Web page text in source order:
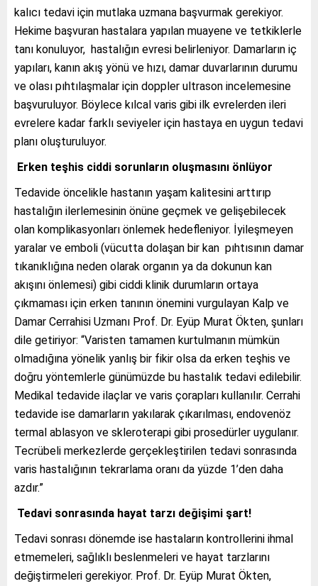
kalıcı tedavi için mutlaka uzmana başvurmak gerekiyor.
Hekime başvuran hastalara yapılan muayene ve tetkiklerle
tanı konuluyor, hastalığın evresi belirleniyor. Damarların iç
yapıları, kanın akış yönü ve hızı, damar duvarlarının durumu
ve olası pıhtılaşmalar için doppler ultrason incelemesine
başvuruluyor. Böylece kılcal varis gibi ilk evrelerden ileri
evrelere kadar farklı seviyeler için hastaya en uygun tedavi
planı oluşturuluyor.
Erken teşhis ciddi sorunların oluşmasını önlüyor
Tedavide öncelikle hastanın yaşam kalitesini arttırıp
hastalığın ilerlemesinin önüne geçmek ve gelişebilecek
olan komplikasyonları önlemek hedefleniyor. İyileşmeyen
yaralar ve emboli (vücutta dolaşan bir kan pıhtısının damar
tıkanıklığına neden olarak organın ya da dokunun kan
akışını önlemesi) gibi ciddi klinik durumların ortaya
çıkmaması için erken tanının önemini vurgulayan Kalp ve
Damar Cerrahisi Uzmanı Prof. Dr. Eyüp Murat Ökten, şunları
dile getiriyor: “Varisten tamamen kurtulmanın mümkün
olmadığına yönelik yanlış bir fikir olsa da erken teşhis ve
doğru yöntemlerle günümüzde bu hastalık tedavi edilebilir.
Medikal tedavide ilaçlar ve varis çorapları kullanılır. Cerrahi
tedavide ise damarların yakılarak çıkarılması, endovenöz
termal ablasyon ve skleroterapi gibi prosedürler uygulanır.
Tecrübeli merkezlerde gerçekleştirilen tedavi sonrasında
varis hastalığının tekrarlama oranı da yüzde 1’den daha
azdır.”
Tedavi sonrasında hayat tarzı değişimi şart!
Tedavi sonrası dönemde ise hastaların kontrollerini ihmal
etmemeleri, sağlıklı beslenmeleri ve hayat tarzlarını
değiştirmeleri gerekiyor. Prof. Dr. Eyüp Murat Ökten,